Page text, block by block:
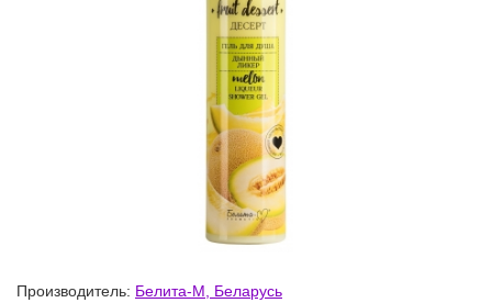
Производитель: Белита-М, Беларусь